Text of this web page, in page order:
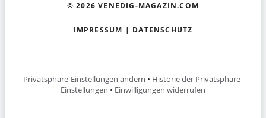
© 2026 VENEDIG-MAGAZIN.COM
IMPRESSUM | DATENSCHUTZ
Privatsphäre-Einstellungen ändern • Historie der Privatsphäre-
Einstellungen • Einwilligungen widerrufen